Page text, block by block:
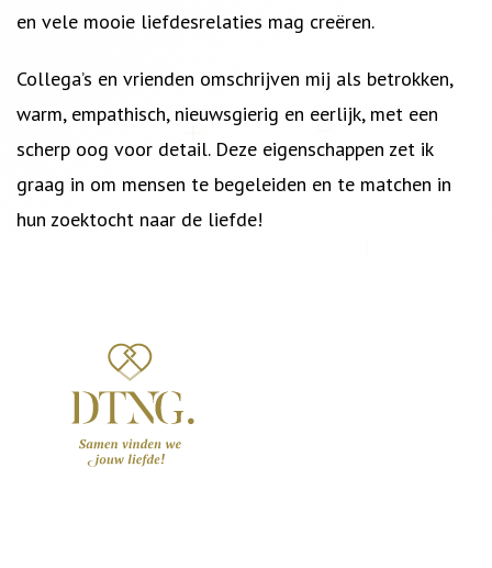
en vele mooie liefdesrelaties mag creëren.
Collega’s en vrienden omschrijven mij als betrokken,
warm, empathisch, nieuwsgierig en eerlijk, met een
scherp oog voor detail. Deze eigenschappen zet ik
graag in om mensen te begeleiden en te matchen in
hun zoektocht naar de liefde!